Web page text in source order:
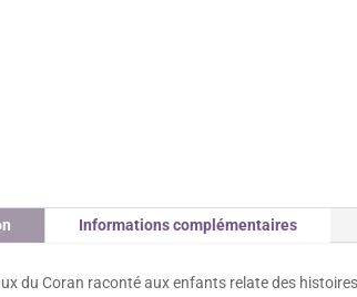
Informations complémentaires
du Coran raconté aux enfants relate des